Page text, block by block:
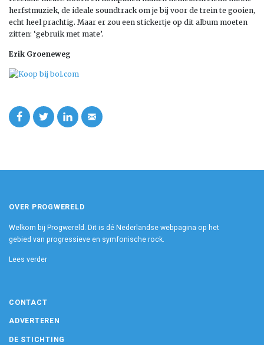
herfstmuziek, de ideale soundtrack om je bij voor de trein te gooien,
echt heel prachtig. Maar er zou een stickertje op dit album moeten
zitten: ‘gebruik met mate’.
Erik Groeneweg
OVER PROGWERELD
Welkom bij Progwereld. Dit is dé Nederlandse webpagina op het
gebied van progressieve en symfonische rock.
Lees verder
CONTACT
ADVERTEREN
DE STICHTING